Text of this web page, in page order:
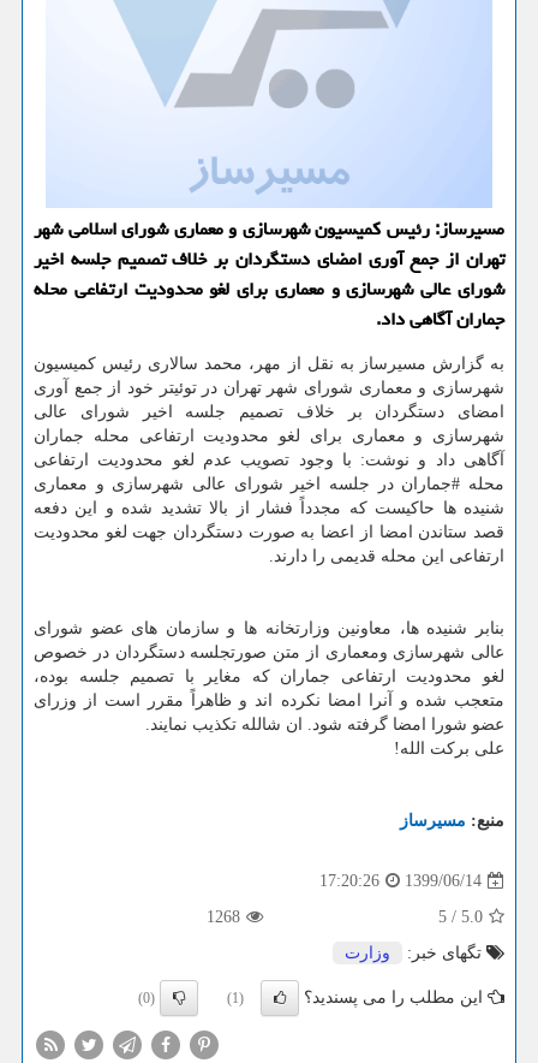
مسیرساز: رئیس كمیسیون شهرسازی و معماری شورای اسلامی شهر
تهران از جمع آوری امضای دستگردان بر خلاف تصمیم جلسه اخیر
شورای عالی شهرسازی و معماری برای لغو محدودیت ارتفاعی محله
جماران آگاهی داد.
به گزارش مسیرساز به نقل از مهر، محمد سالاری رئیس کمیسیون
شهرسازی و معماری شورای شهر تهران در توئیتر خود از جمع آوری
امضای دستگردان بر خلاف تصمیم جلسه اخیر شورای عالی
شهرسازی و معماری برای لغو محدودیت ارتفاعی محله جماران
آگاهی داد و نوشت: با وجود تصویب عدم لغو محدودیت ارتفاعی
محله #جماران در جلسه اخیر شورای عالی شهرسازی و معماری
شنیده ها حاکیست که مجدداً فشار از بالا تشدید شده و این دفعه
قصد ستاندن امضا از اعضا به صورت دستگردان جهت لغو محدودیت
ارتفاعی این محله قدیمی را دارند.
بنابر شنیده ها، معاونین وزارتخانه ها و سازمان های عضو شورای
عالی شهرسازی ومعماری از متن صورتجلسه دستگردان در خصوص
لغو محدودیت ارتفاعی جماران که مغایر با تصمیم جلسه بوده،
متعجب شده و آنرا امضا نکرده اند و ظاهراً مقرر است از وزرای
عضو شورا امضا گرفته شود. ان شالله تکذیب نمایند.
علی برکت الله!
منبع: مسیرساز
1399/06/14
17:20:26
5.0
/
5
1268
تگهای خبر:
وزارت
این مطلب را می پسندید؟ (1)
(0)